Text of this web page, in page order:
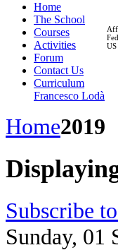
Home
The School
Courses
Activities
Forum
Contact Us
Curriculum
Francesco Lodà
Home2019
Subscribe
Sunday, 01